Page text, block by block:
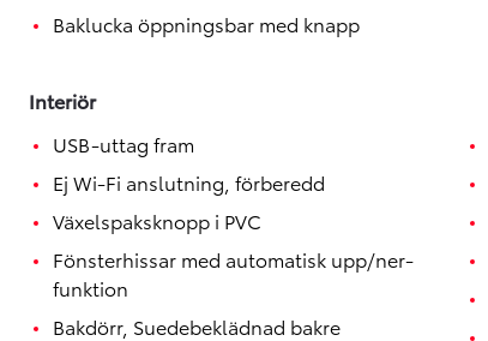
Baklucka öppningsbar med knapp
Interiör
USB-uttag fram
Ej Wi-Fi anslutning, förberedd
Växelspaksknopp i PVC
Fönsterhissar med automatisk upp/ner-
funktion
Bakdörr, Suedebeklädnad bakre